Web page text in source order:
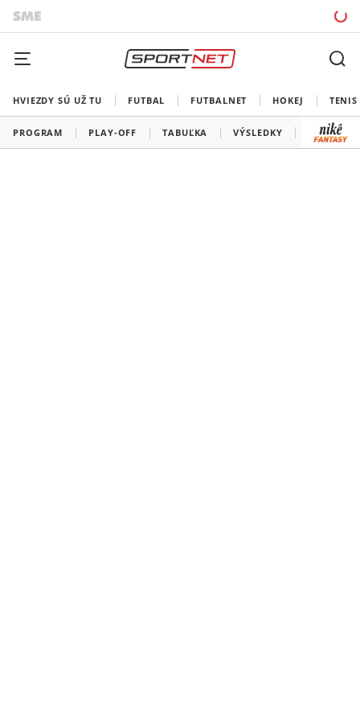
HVIEZDY SÚ UŽ TU FUTBAL FUTBALNET HOKEJ TENIS
PROGRAM PLAY-OFF TABUĽKA VÝSLEDKY ŠK